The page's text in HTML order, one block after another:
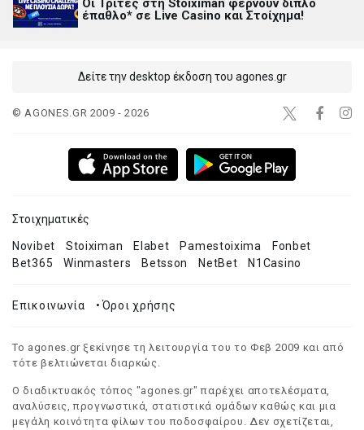
Οι Τρίτες στη Stoiximan φέρνουν διπλό
έπαθλο* σε Live Casino και Στοίχημα!
Δείτε την desktop έκδοση του agones.gr
© AGONES.GR 2009 - 2026
Στοιχηματικές
Novibet Stoiximan Elabet Pamestoixima
Fonbet
Bet365
Winmasters Betsson NetBet N1Casino
Επικοινωνία •Όροι χρήσης
Το agones.gr ξεκίνησε τη λειτουργία του το Φεβ 2009 και από
τότε βελτιώνεται διαρκώς.
Ο διαδικτυακός τόπος "agones.gr" παρέχει αποτελέσματα,
αναλύσεις, προγνωστικά, στατιστικά ομάδων καθώς και μια
μεγάλη κοινότητα φίλων του ποδοσφαίρου. Δεν σχετίζεται,